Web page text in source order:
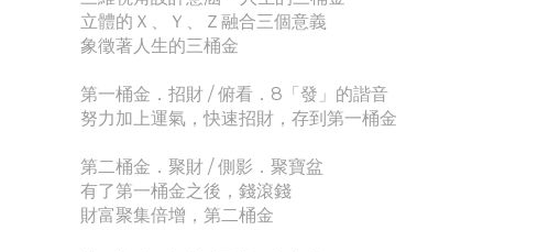
立體的Ｘ、Ｙ、Ｚ融合三個意義
象徵著人生的三桶金
第一桶金．招財 / 俯看．8「發」的諧音
努力加上運氣，快速招財，存到第一桶金
第二桶金．聚財 / 側影．聚寶盆
有了第一桶金之後，錢滾錢
財富聚集倍增，第二桶金